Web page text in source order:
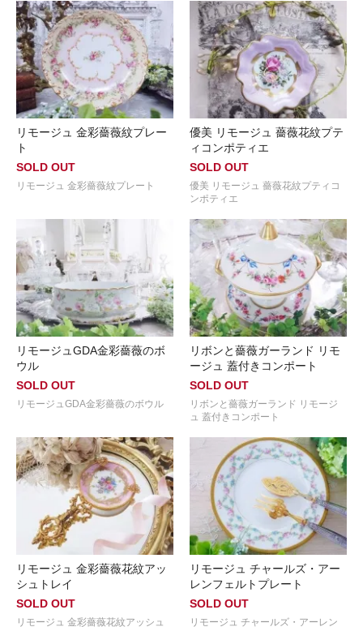
リモージュ 金彩薔薇紋プレー
ト
SOLD OUT
リモージュ 金彩薔薇紋プレート
優美 リモージュ 薔薇花紋プテ
ィコンポティエ
SOLD OUT
優美 リモージュ 薔薇花紋プティコ
ンポティエ
リモージュGDA金彩薔薇のボ
ウル
SOLD OUT
リモージュGDA金彩薔薇のボウル
リボンと薔薇ガーランド リモ
ージュ 蓋付きコンポート
SOLD OUT
リボンと薔薇ガーランド リモージ
ュ 蓋付きコンポート
リモージュ 金彩薔薇花紋アッ
シュトレイ
SOLD OUT
リモージュ 金彩薔薇花紋アッシュ
リモージュ チャールズ・アー
レンフェルトプレート
SOLD OUT
リモージュ チャールズ・アーレン